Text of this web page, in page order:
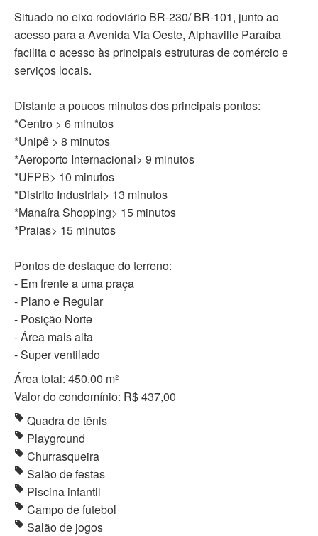
Situado no eixo rodoviário BR-230/ BR-101, junto ao
acesso para a Avenida Via Oeste, Alphaville Paraíba
facilita o acesso às principais estruturas de comércio e
serviços locais.
Distante a poucos minutos dos principais pontos:
*Centro > 6 minutos
*Unipê > 8 minutos
*Aeroporto Internacional> 9 minutos
*UFPB> 10 minutos
*Distrito Industrial> 13 minutos
*Manaíra Shopping> 15 minutos
*Praias> 15 minutos
Pontos de destaque do terreno:
- Em frente a uma praça
- Plano e Regular
- Posição Norte
- Área mais alta
- Super ventilado
Área total: 450.00 m²
Valor do condomínio: R$ 437,00
Quadra de tênis
Playground
Churrasqueira
Salão de festas
Piscina infantil
Campo de futebol
Salão de jogos